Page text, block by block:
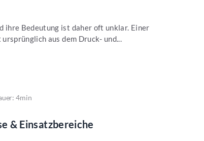
ihre Bedeutung ist daher oft unklar. Einer
aus dem Druck- und...
4min
& Einsatzbereiche